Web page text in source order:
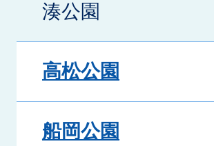
湊公園
高松公園
船岡公園